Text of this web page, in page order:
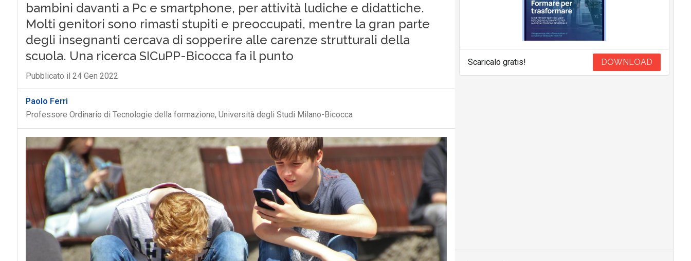
bambini davanti a Pc e smartphone, per attività ludiche e didattiche.
Molti genitori sono rimasti stupiti e preoccupati, mentre la gran parte
degli insegnanti cercava di sopperire alle carenze strutturali della
scuola. Una ricerca SICuPP-Bicocca fa il punto
Pubblicato il 24 Gen 2022
Paolo Ferri
Professore Ordinario di Tecnologie della formazione, Università degli Studi Milano-Bicocca
Scaricalo gratis! DOWNLOAD